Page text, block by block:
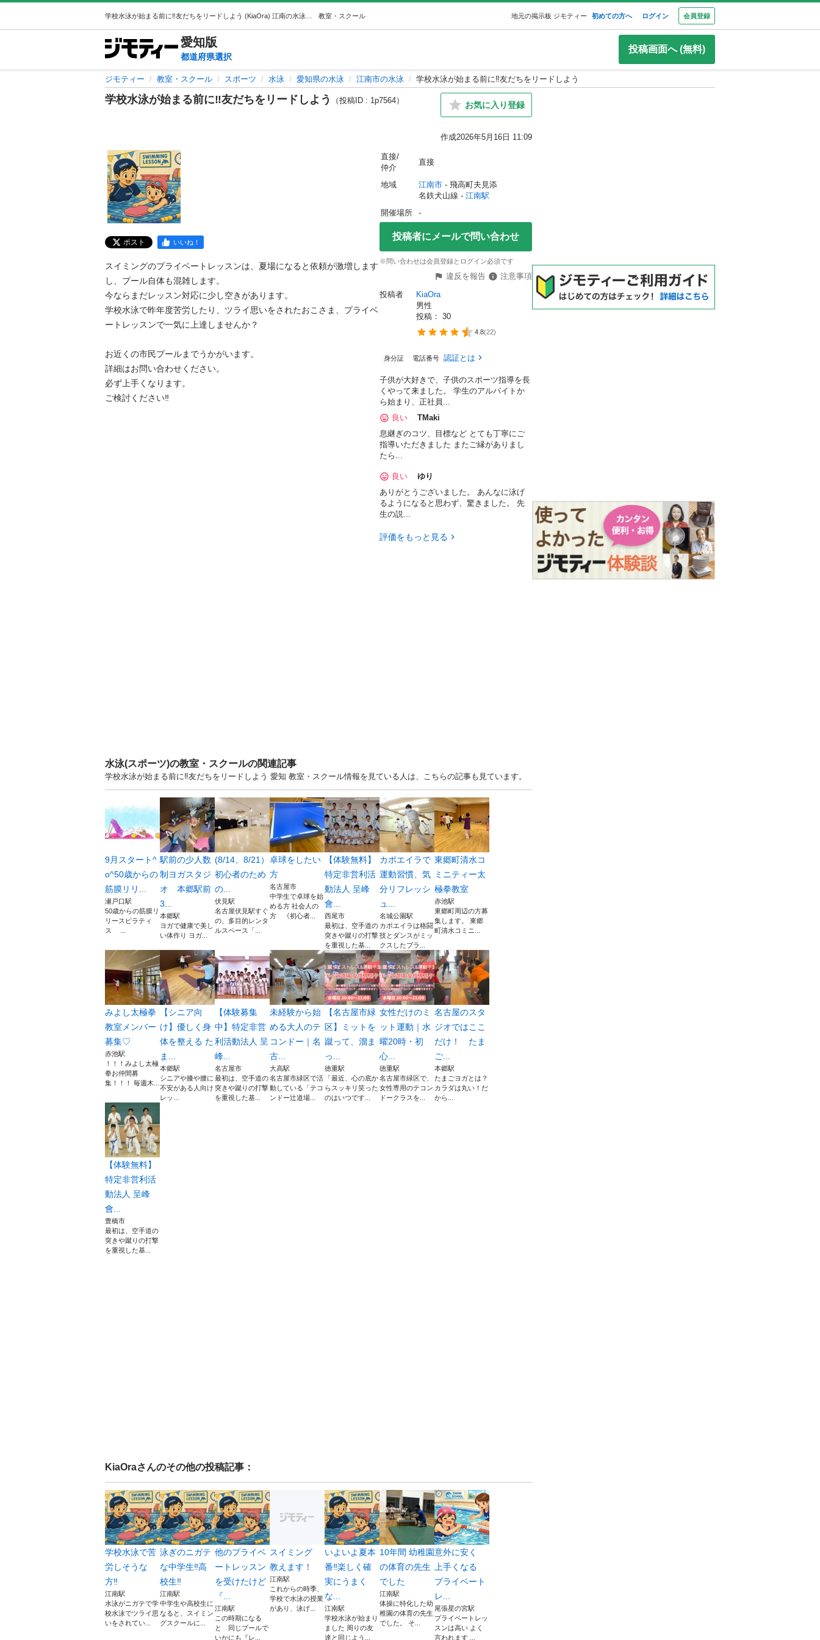
教室・スクール 地元の掲示板 ジモティー 初めての方へ ログイン 会員登録
愛知版
都道府県選択
投稿画面へ (無料)
ジモティー 教室・スクール スポーツ 水泳 愛知県の水泳 江南市の水泳 学校水泳が始まる前に‼️友だちをリードしよう
学校水泳が始まる前に‼️友だちをリードしよう （投稿ID : 1p7564） お気に入り登録
作成2026年5月16日 11:09
ポスト いいね！
スイミングのプライベートレッスンは、夏場になると依頼が激増します
し、プール自体も混雑します。
今ならまだレッスン対応に少し空きがあります。
学校水泳で昨年度苦労したり、ツライ思いをされたおこさま、プライベ
ートレッスンで一気に上達しませんか？
お近くの市民プールまでうかがいます。
詳細はお問い合わせください。
必ず上手くなります。
ご検討ください‼️
直接/
仲介
直接
地域 江南市 - 飛高町夫見添
名鉄犬山線 - 江南駅
開催場所
-
投稿者にメールで問い合わせ
※問い合わせは会員登録とログイン必須です
違反を報告
注意事項
投稿者
KiaOra
男性
投稿： 30
4.8(22)
身分証 電話番号 認証とは
子供が大好きで、子供のスポーツ指導を長
くやって来ました。 学生のアルバイトか
ら始まり、正社員...
良い
TMaki
息継ぎのコツ、目標など とても丁寧にご
指導いただきました またご縁がありまし
たら...
良い
ゆり
ありがとうございました。 あんなに泳げ
るようになると思わず、驚きました。 先
生の説...
評価をもっと見る
水泳(スポーツ)の教室・スクールの関連記事
学校水泳が始まる前に‼️友だちをリードしよう 愛知 教室・スクール情報を見ている人は、こちらの記事も見ています。
9月スタート^
o^50歳からの
筋膜リリ...
瀬戸口駅
50歳からの筋膜リ
リースピラティ
ス ...
駅前の少人数
制ヨガスタジ
オ 本郷駅前
3...
本郷駅
ヨガで健康で美し
い体作り ヨガ...
(8/14、8/21）
初心者のため
の...
伏見駅
名古屋伏見駅すぐ
の、多目的レンタ
ルスペース「...
卓球をしたい
方
名古屋市
中学生で卓球を始
める方 社会人の
方 《初心者...
【体験無料】
特定非営利活
動法人 呈峰
會...
西尾市
最初は、空手道の
突きや蹴りの打撃
を重視した基...
カポエイラで
運動習慣、気
分リフレッシ
ュ...
名城公園駅
カポエイラは格闘
技とダンスがミッ
クスしたブラ...
東郷町清水コ
ミニティー太
極拳教室
赤池駅
東郷町周辺の方募
集します。 東郷
町清水コミニ...
みよし太極拳
教室メンバー
募集♡
赤池駅
！！！みよし太極
拳お仲間募
集！！！ 毎週木...
【シニア向
け】優しく身
体を整える た
ま...
本郷駅
シニアや膝や腰に
不安がある人向け
レッ...
【体験募集
中】特定非営
利活動法人 呈
峰...
名古屋市
最初は、空手道の
突きや蹴りの打撃
を重視した基...
未経験から始
める大人のテ
コンドー｜名
古...
大高駅
名古屋市緑区で活
動している「テコ
ンドー辻道場...
【名古屋市緑
区】ミットを
蹴って、溜ま
っ...
徳重駅
「最近、心の底か
らスッキリ笑った
のはいつです...
女性だけのミ
ット運動｜水
曜20時・初
心...
徳重駅
名古屋市緑区で、
女性専用のテコン
ドークラスを...
名古屋のスタ
ジオではここ
だけ！ たま
ご...
本郷駅
たまごヨガとは？
カラダは丸い！だ
から...
【体験無料】
特定非営利活
動法人 呈峰
會...
豊橋市
最初は、空手道の
突きや蹴りの打撃
を重視した基...
KiaOraさんのその他の投稿記事：
学校水泳で苦
労しそうな
方‼️
江南駅
水泳がニガテで学
校水泳でツライ思
いをされてい...
泳ぎのニガテ
な中学生‼️高
校生‼️
江南駅
中学生や高校生に
なると、スイミン
グスクールに...
他のプライベ
ートレッスン
を受けたけど
『...
江南駅
この時期になる
と 同じプールで
いかにも『レ...
スイミング
教えます！
江南駅
これからの時季、
学校で水泳の授業
があり、泳げ...
いよいよ夏本
番‼️楽しく確
実にうまく
な...
江南駅
学校水泳が始まり
ました 周りの友
達と同じよう...
10年間 幼稚園
の体育の先生
でした
江南駅
体操に特化した幼
稚園の体育の先生
でした。 そ...
意外に安く
上手くなる
プライベート
レ...
尾張星の宮駅
プライベートレッ
スンは高い よく
言われます ...